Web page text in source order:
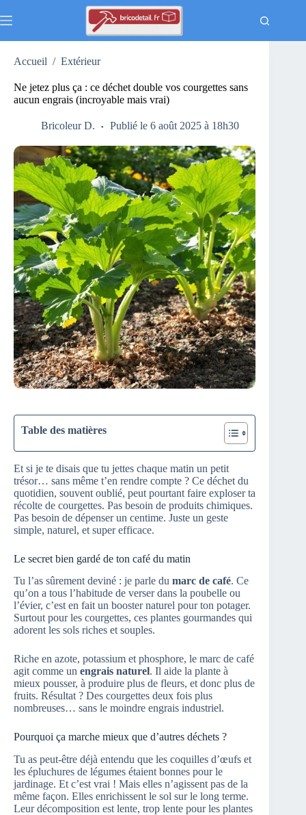
au
Accueil / Extérieur
Ne jetez plus ça : ce déchet double vos courgettes sans
aucun engrais (incroyable mais vrai)
Bricoleur D. Publié le 6 août 2025 à 18h30
Table des matières
Et si je te disais que tu jettes chaque matin un petit
trésor… sans même t’en rendre compte ? Ce déchet du
quotidien, souvent oublié, peut pourtant faire exploser ta
récolte de courgettes. Pas besoin de produits chimiques.
Pas besoin de dépenser un centime. Juste un geste
simple, naturel, et super efficace.
Le secret bien gardé de ton café du matin
Tu l’as sûrement deviné : je parle du marc de café. Ce
qu’on a tous l’habitude de verser dans la poubelle ou
l’évier, c’est en fait un booster naturel pour ton potager.
Surtout pour les courgettes, ces plantes gourmandes qui
adorent les sols riches et souples.
Riche en azote, potassium et phosphore, le marc de café
agit comme un engrais naturel. Il aide la plante à
mieux pousser, à produire plus de fleurs, et donc plus de
fruits. Résultat ? Des courgettes deux fois plus
nombreuses… sans le moindre engrais industriel.
Pourquoi ça marche mieux que d’autres déchets ?
Tu as peut-être déjà entendu que les coquilles d’œufs et
les épluchures de légumes étaient bonnes pour le
jardinage. Et c’est vrai ! Mais elles n’agissent pas de la
même façon. Elles enrichissent le sol sur le long terme.
Leur décomposition est lente, trop lente pour les plantes